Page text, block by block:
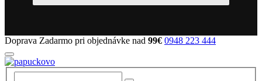
Doprava Zadarmo pri objednávke nad 99€ 0948 223 444